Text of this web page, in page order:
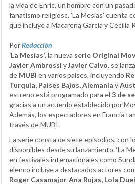
la vida de Enric, un hombre con un
fanatismo religioso. 'La Mesías' cuenta
que incluye a Macarena García y Cecilia
PorRedacción
‘La Mesías’, la nueva serie Original
Javier Ambrossi yJavier Calvo, se
de MUBI en varios países, incluyendo
Turquía, Países Bajos, Alemania y
estreno está programado para el 3 de
gracias a un acuerdo establecido por
Además, los espectadores en Francia
través de MUBI.
La serie consta de siete episodios, con
disponibles desde su lanzamiento. ‘La
en festivales internacionales como
elenco incluye a destacados actores
Roger Casamajor, Ana Rujas, Lola